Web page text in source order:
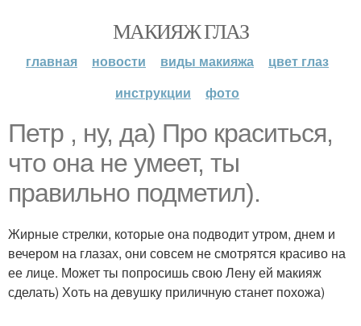
МАКИЯЖ ГЛАЗ
главная новости виды макияжа
цвет глаз
инструкции
фото
Петр , ну, да) Про краситься,
что она не умеет, ты
правильно подметил).
Жирные стрелки, которые она подводит утром, днем и
вечером на глазах, они совсем не смотрятся красиво на
ее лице. Может ты попросишь свою Лену ей макияж
сделать) Хоть на девушку приличную станет похожа)